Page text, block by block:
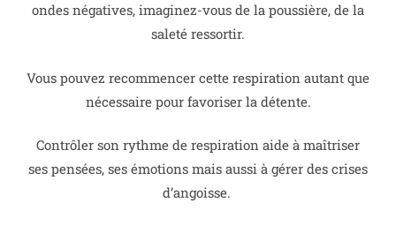
ondes négatives, imaginez-vous de la poussière, de la
saleté ressortir.
Vous pouvez recommencer cette respiration autant que
nécessaire pour favoriser la détente.
Contrôler son rythme de respiration aide à maîtriser
ses pensées, ses émotions mais aussi à gérer des crises
d’angoisse.